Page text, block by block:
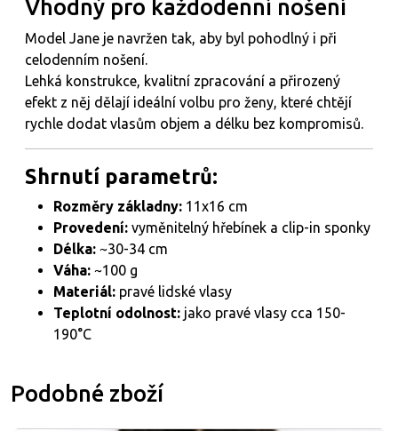
Vhodný pro každodenní nošení
Model Jane je navržen tak, aby byl pohodlný i při
celodenním nošení.
Lehká konstrukce, kvalitní zpracování a přirozený
efekt z něj dělají ideální volbu pro ženy, které chtějí
rychle dodat vlasům objem a délku bez kompromisů.
Shrnutí parametrů:
Rozměry základny: 11x16 cm
Provedení: vyměnitelný hřebínek a clip-in sponky
Délka: ~30-34 cm
Váha: ~100 g
Materiál: pravé lidské vlasy
Teplotní odolnost: jako pravé vlasy cca 150-
190°C
Podobné zboží